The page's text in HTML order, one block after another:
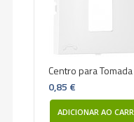
Centro para
0,85 €
ADICIONAR AO